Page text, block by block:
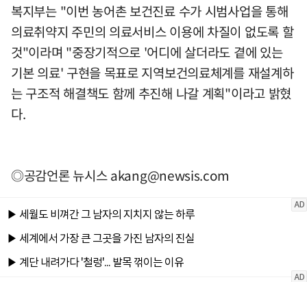
복지부는 "이번 농어촌 보건진료 수가 시범사업을 통해
의료취약지 주민의 의료서비스 이용에 차질이 없도록 할
것"이라며 "중장기적으로 '어디에 살더라도 곁에 있는
기본 의료' 구현을 목표로 지역보건의료체계를 재설계하
는 구조적 해결책도 함께 추진해 나갈 계획"이라고 밝혔
다.
◎공감언론 뉴시스akang@newsis.com